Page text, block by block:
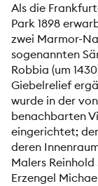
Als die
Park 1898
zwei Marmor-
sogenannten
Robbia (um
Giebelrelief
wurde in der
benachbarten
eingerichtet;
deren
Malers
Erzengel